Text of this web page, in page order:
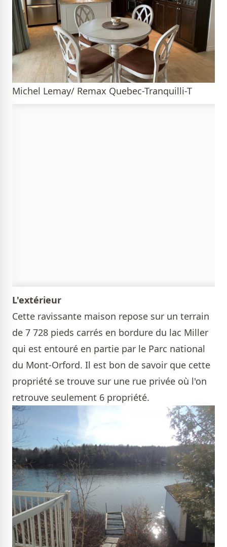
Michel Lemay/ Remax Quebec-Tranquilli-T
L'extérieur
Cette ravissante maison repose sur un terrain
de 7 728 pieds carrés en bordure du lac Miller
qui est entouré en partie par le Parc national
du Mont-Orford. Il est bon de savoir que cette
propriété se trouve sur une rue privée où l'on
retrouve seulement 6 propriété.